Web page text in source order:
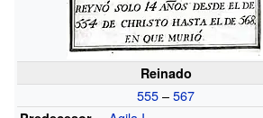
Reinado
555–567